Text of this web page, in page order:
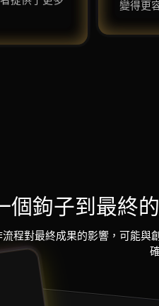
變得更
個鉤子到最終
程對最終成果的影響，可能與